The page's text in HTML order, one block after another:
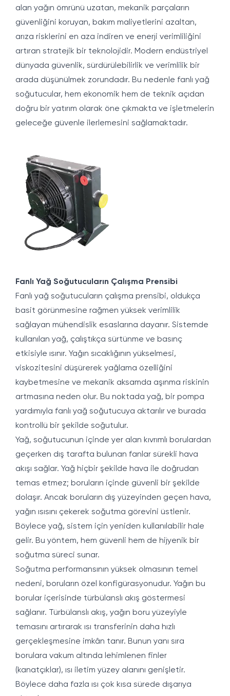
alan yağın ömrünü uzatan, mekanik parçaların
güvenliğini koruyan, bakım maliyetlerini azaltan,
arıza risklerini en aza indiren ve enerji verimliliğini
artıran stratejik bir teknolojidir. Modern endüstriyel
dünyada güvenlik, sürdürülebilirlik ve verimlilik bir
arada düşünülmek zorundadır. Bu nedenle fanlı yağ
soğutucular, hem ekonomik hem de teknik açıdan
doğru bir yatırım olarak öne çıkmakta ve işletmelerin
geleceğe güvenle ilerlemesini sağlamaktadır.
Fanlı Yağ Soğutucuların Çalışma Prensibi
Fanlı yağ soğutucuların çalışma prensibi, oldukça
basit görünmesine rağmen yüksek verimlilik
sağlayan mühendislik esaslarına dayanır. Sistemde
kullanılan yağ, çalıştıkça sürtünme ve basınç
etkisiyle ısınır. Yağın sıcaklığının yükselmesi,
viskozitesini düşürerek yağlama özelliğini
kaybetmesine ve mekanik aksamda aşınma riskinin
artmasına neden olur. Bu noktada yağ, bir pompa
yardımıyla fanlı yağ soğutucuya aktarılır ve burada
kontrollü bir şekilde soğutulur.
Yağ, soğutucunun içinde yer alan kıvrımlı borulardan
geçerken dış tarafta bulunan fanlar sürekli hava
akışı sağlar. Yağ hiçbir şekilde hava ile doğrudan
temas etmez; boruların içinde güvenli bir şekilde
dolaşır. Ancak boruların dış yüzeyinden geçen hava,
yağın ısısını çekerek soğutma görevini üstlenir.
Böylece yağ, sistem için yeniden kullanılabilir hale
gelir. Bu yöntem, hem güvenli hem de hijyenik bir
soğutma süreci sunar.
Soğutma performansının yüksek olmasının temel
nedeni, boruların özel konfigürasyonudur. Yağın bu
borular içerisinde türbülanslı akış göstermesi
sağlanır. Türbülanslı akış, yağın boru yüzeyiyle
temasını artırarak ısı transferinin daha hızlı
gerçekleşmesine imkân tanır. Bunun yanı sıra
borulara vakum altında lehimlenen finler
(kanatçıklar), ısı iletim yüzey alanını genişletir.
Böylece daha fazla ısı çok kısa sürede dışarıya